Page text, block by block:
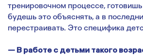
тренировочном процессе,
будешь это объяснять, а в
перестраивать. Это специфика
— В работе с детьми такого